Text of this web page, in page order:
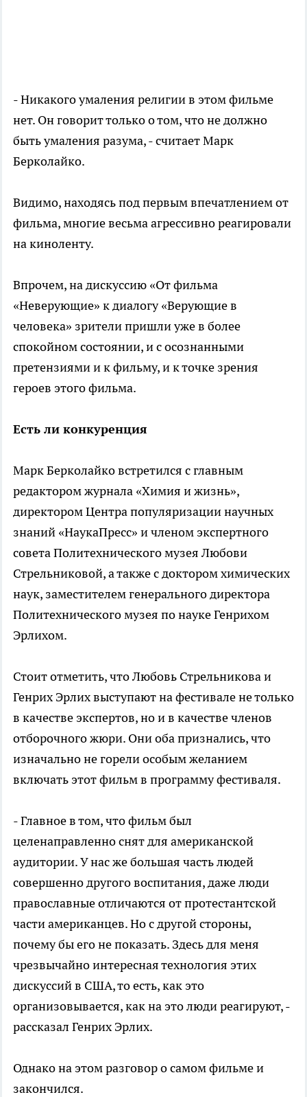
- Никакого умаления религии в этом фильме
нет. Он говорит только о том, что не должно
быть умаления разума, - считает Марк
Берколайко.
Видимо, находясь под первым впечатлением от
фильма, многие весьма агрессивно реагировали
на киноленту.
Впрочем, на дискуссию «От фильма
«Неверующие» к диалогу «Верующие в
человека» зрители пришли уже в более
спокойном состоянии, и с осознанными
претензиями и к фильму, и к точке зрения
героев этого фильма.
Есть ли конкуренция
Марк Берколайко встретился с главным
редактором журнала «Химия и жизнь»,
директором Центра популяризации научных
знаний «НаукаПресс» и членом экспертного
совета Политехнического музея Любови
Стрельниковой, а также с доктором химических
наук, заместителем генерального директора
Политехнического музея по науке Генрихом
Эрлихом.
Стоит отметить, что Любовь Стрельникова и
Генрих Эрлих выступают на фестивале не только
в качестве экспертов, но и в качестве членов
отборочного жюри. Они оба признались, что
изначально не горели особым желанием
включать этот фильм в программу фестиваля.
- Главное в том, что фильм был
целенаправленно снят для американской
аудитории. У нас же большая часть людей
совершенно другого воспитания, даже люди
православные отличаются от протестантской
части американцев. Но с другой стороны,
почему бы его не показать. Здесь для меня
чрезвычайно интересная технология этих
дискуссий в США, то есть, как это
организовывается, как на это люди реагируют, -
рассказал Генрих Эрлих.
Однако на этом разговор о самом фильме и
закончился.